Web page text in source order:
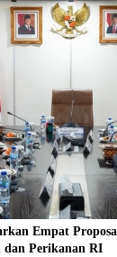
Empat
dan Perikanan RI